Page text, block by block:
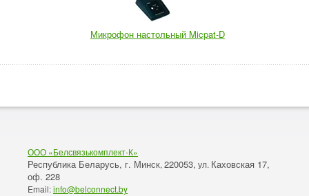
Микрофон настольный Micpat-D
ООО «Белсвязькомплект-К»
Республика Беларусь, г. Минск, 220053, ул. Каховская 17,
оф. 228
Email:info@belconnect.by